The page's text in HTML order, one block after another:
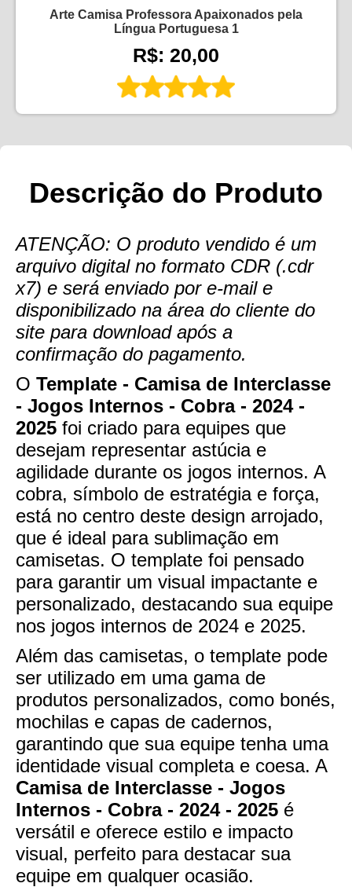
Arte Camisa Professora Apaixonados pela
Língua Portuguesa 1
R$: 20,00
Descrição do Produto
ATENÇÃO: O produto vendido é um
arquivo digital no formato CDR (.cdr
x7) e será enviado por e-mail e
disponibilizado na área do cliente do
site para download após a
confirmação do pagamento.
O Template - Camisa de Interclasse
- Jogos Internos - Cobra - 2024 -
2025 foi criado para equipes que
desejam representar astúcia e
agilidade durante os jogos internos. A
cobra, símbolo de estratégia e força,
está no centro deste design arrojado,
que é ideal para sublimação em
camisetas. O template foi pensado
para garantir um visual impactante e
personalizado, destacando sua equipe
nos jogos internos de 2024 e 2025.
Além das camisetas, o template pode
ser utilizado em uma gama de
produtos personalizados, como bonés,
mochilas e capas de cadernos,
garantindo que sua equipe tenha uma
identidade visual completa e coesa. A
Camisa de Interclasse - Jogos
Internos - Cobra - 2024 - 2025 é
versátil e oferece estilo e impacto
visual, perfeito para destacar sua
equipe em qualquer ocasião.